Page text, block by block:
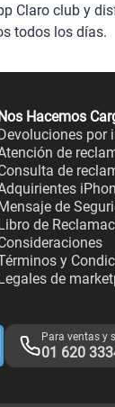
Claro club y
todos los días.
Hacemos
por
de
de
de
de
y
de
Para ventas y
01 620